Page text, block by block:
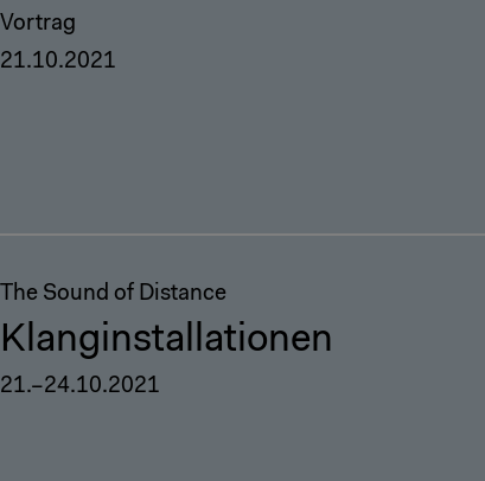
Vortrag
21.10.2021
The Sound of Distance
Klanginstallationen
21.–24.10.2021